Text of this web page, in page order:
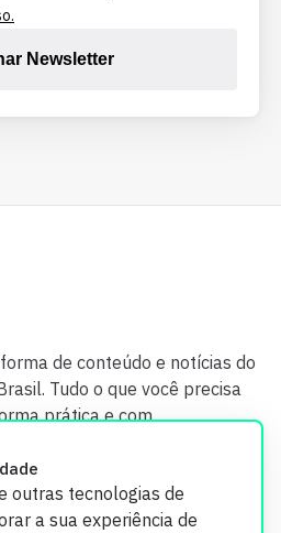
outras tecnologias de
a sua experiência de
Newsletter
de conteúdo e notícias do
Tudo o que você precisa
prática e com